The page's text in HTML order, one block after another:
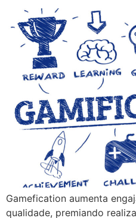
Gamefication aumenta
qualidade, premiando